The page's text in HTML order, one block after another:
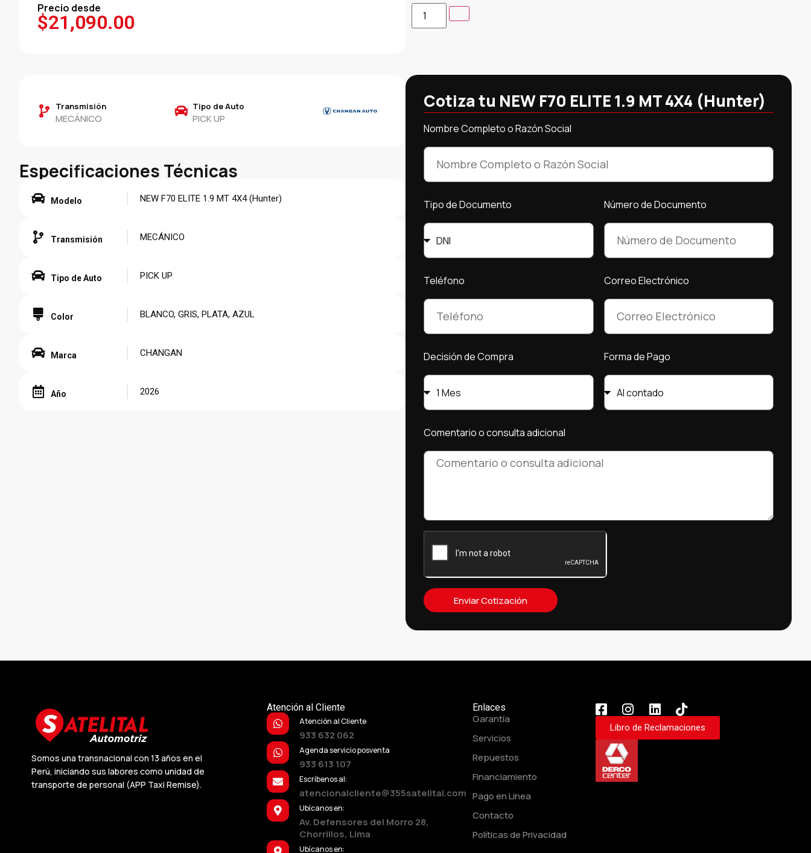
Precio desde
$21,090.00
Transmisión
MECÁNICO
Tipo de Auto
PICK UP
Especificaciones Técnicas
Modelo NEW F70 ELITE 1.9 MT 4X4 (Hunter)
Transmisión MECÁNICO
Tipo de Auto PICK UP
Color BLANCO, GRIS, PLATA, AZUL
Marca CHANGAN
Año 2026
Cotiza tu NEW F70 ELITE 1.9 MT 4X4 (Hunter)
Nombre Completo o Razón Social
Tipo de Documento Número de Documento
Teléfono Correo Electrónico
Decisión de Compra Forma de Pago
Comentario o consulta adicional
Enviar Cotización
Somos una transnacional con 13 años en el
Perú, iniciando sus labores como unidad de
transporte de personal (APP Taxi Remise).
Atención al Cliente
Atención al Cliente
933 632 062
Agenda servicio posventa
933 613 107
Escríbenos al:
atencionalcliente@355satelital.com
Ubícanos en:
Av. Defensores del Morro 28,
Chorrillos, Lima
Ubícanos en:
Enlaces
Garantía
Servicios
Repuestos
Financiamiento
Pago en Linea
Contacto
Políticas de Privacidad
Libro de Reclamaciones